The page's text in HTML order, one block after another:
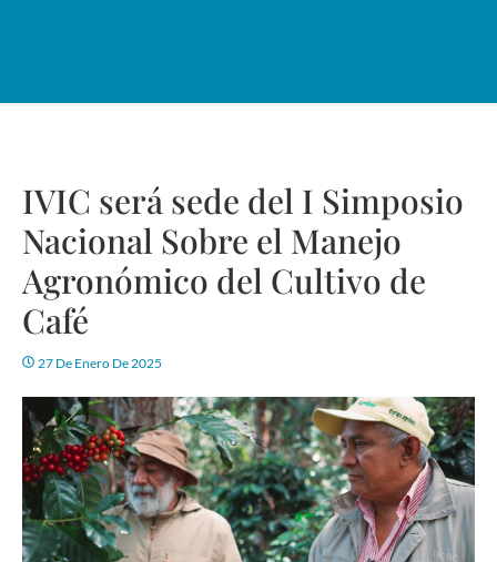
IVIC será sede del I Simposio
Nacional Sobre el Manejo
Agronómico del Cultivo de
Café
27 De Enero De 2025